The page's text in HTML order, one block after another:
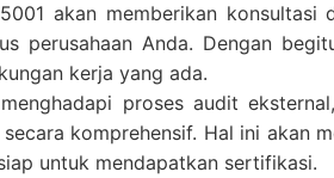
akan memberikan konsultasi
perusahaan Anda. Dengan
kerja yang ada.
proses audit
komprehensif. Hal ini akan
untuk mendapatkan sertifikasi.